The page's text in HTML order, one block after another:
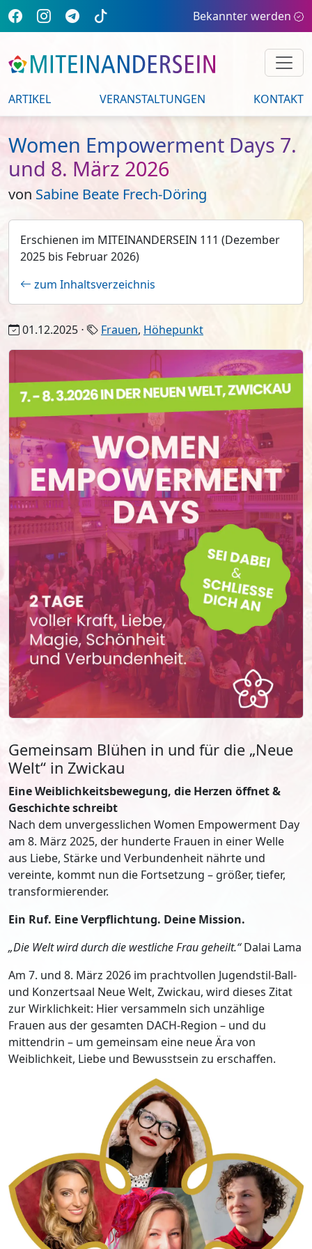
Bekannter werden
ARTIKEL VERANSTALTUNGEN KONTAKT
Women Empowerment Days 7.
und 8. März 2026
von Sabine Beate Frech-Döring
Erschienen im MITEINANDERSEIN 111 (Dezember
2025 bis Februar 2026)
zum Inhaltsverzeichnis
01.12.2025 ⋅ Frauen, Höhepunkt
Gemeinsam Blühen in und für die „Neue
Welt“ in Zwickau
Eine Weiblichkeitsbewegung, die Herzen öffnet &
Geschichte schreibt
Nach dem unvergesslichen Women Empowerment Day
am 8. März 2025, der hunderte Frauen in einer Welle
aus Liebe, Stärke und Verbundenheit nährte und
vereinte, kommt nun die Fortsetzung – größer, tiefer,
transformierender.
Ein Ruf. Eine Verpflichtung. Deine Mission.
„Die Welt wird durch die westliche Frau geheilt.“Dalai Lama
Am 7. und 8. März 2026 im prachtvollen Jugendstil-Ball-
und Konzertsaal Neue Welt, Zwickau, wird dieses Zitat
zur Wirklichkeit: Hier versammeln sich unzählige
Frauen aus der gesamten DACH-Region – und du
mittendrin – um gemeinsam eine neue Ära von
Weiblichkeit, Liebe und Bewusstsein zu erschaffen.